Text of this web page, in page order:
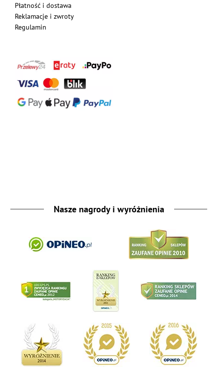
Płatność i dostawa
Reklamacje i zwroty
Regulamin
Nasze nagrody i wyróżnienia